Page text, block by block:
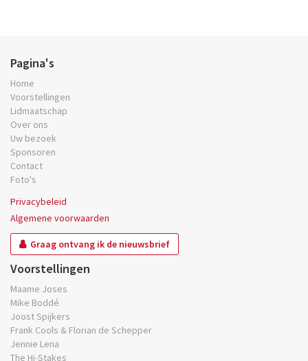
Pagina's
Home
Voorstellingen
Lidmaatschap
Over ons
Uw bezoek
Sponsoren
Contact
Foto's
Privacybeleid
Algemene voorwaarden
Graag ontvang ik de nieuwsbrief
Voorstellingen
Maame Joses
Mike Boddé
Joost Spijkers
Frank Cools & Florian de Schepper
Jennie Lena
The Hi-Stakes